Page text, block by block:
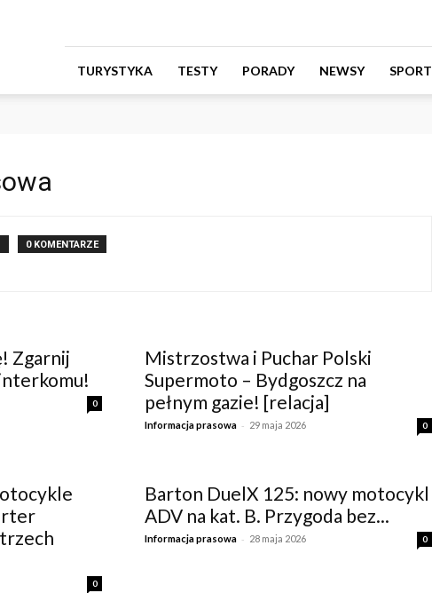
TURYSTYKA TESTY PORADY NEWSY SPORT
0 KOMENTARZE
Zgarnij
0
Mistrzostwa i Puchar Polski
Supermoto – Bydgoszcz na
pełnym gazie! [relacja]
Informacja prasowa - 29 maja 2026 0
0
Barton DuelX 125: nowy motocykl
ADV na kat. B. Przygoda bez...
Informacja prasowa - 28 maja 2026 0